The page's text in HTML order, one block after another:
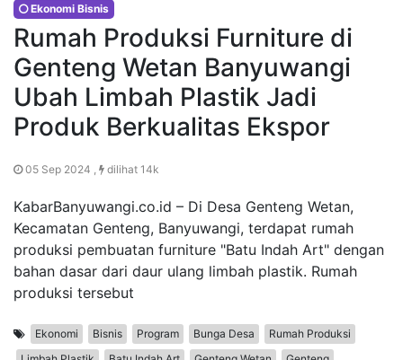
Ekonomi Bisnis
Rumah Produksi Furniture di
Genteng Wetan Banyuwangi
Ubah Limbah Plastik Jadi
Produk Berkualitas Ekspor
05 Sep 2024 , dilihat 14k
KabarBanyuwangi.co.id – Di Desa Genteng Wetan,
Kecamatan Genteng, Banyuwangi, terdapat rumah
produksi pembuatan furniture "Batu Indah Art" dengan
bahan dasar dari daur ulang limbah plastik. Rumah
produksi tersebut
Ekonomi Bisnis Program Bunga Desa
Rumah Produksi